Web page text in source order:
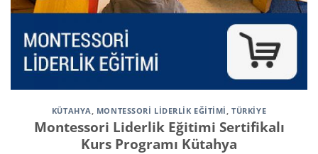
KÜTAHYA, MONTESSORI LIDERLIK EĞITIMI,TÜRKİYE
Montessori Liderlik Eğitimi Sertifikalı
Kurs Programı Kütahya